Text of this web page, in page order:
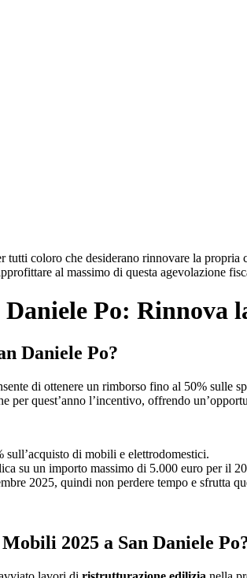
tutti coloro che desiderano rinnovare la
al massimo di questa agevolazione
Po: Rinnova
Daniele Po?
di ottenere un rimborso fino al 50% sulle
per quest’anno l’incentivo, offrendo
sull’acquisto di mobili e elettrodomestici.
su un importo massimo di 5.000 euro per il
2025, quindi non perdere tempo e sfrutta
2025 a San Daniele